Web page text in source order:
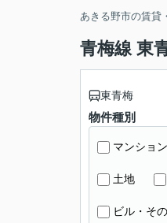
あきる野市の賃貸
青梅線 東
東青梅
物件種別
マンション
土地
ビル・そ